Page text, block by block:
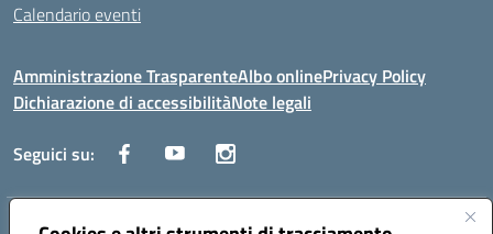
Calendario eventi
Amministrazione TrasparenteAlbo onlinePrivacy Policy
Dichiarazione di accessibilitàNote legali
Seguici su: